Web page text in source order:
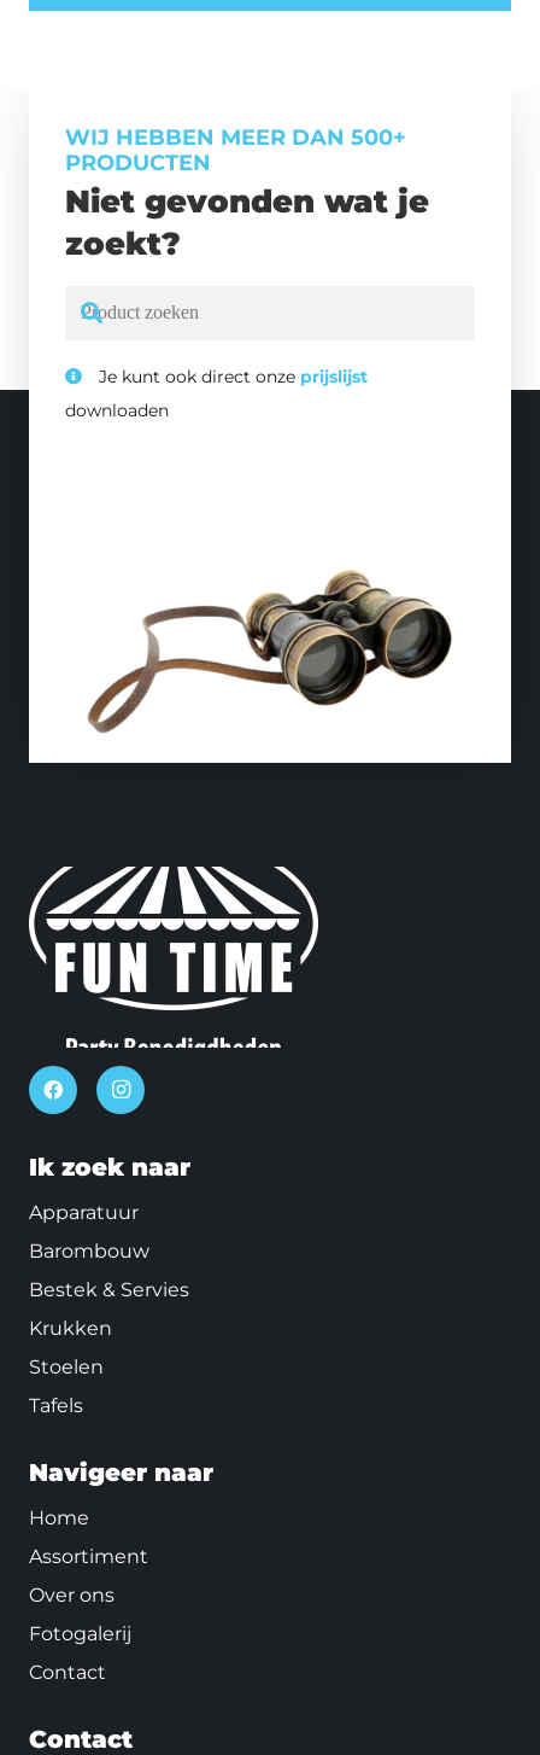
WIJ HEBBEN MEER DAN 500+
PRODUCTEN
Niet gevonden wat je
zoekt?
Je kunt ook direct onze prijslijst
downloaden
Ik zoek naar
Apparatuur
Barombouw
Bestek & Servies
Krukken
Stoelen
Tafels
Navigeer naar
Home
Assortiment
Over ons
Fotogalerij
Contact
Contact